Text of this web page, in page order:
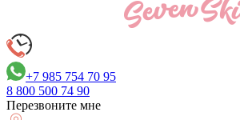
+7 985 754 70 95
8 800 500 74 90
Перезвоните мне